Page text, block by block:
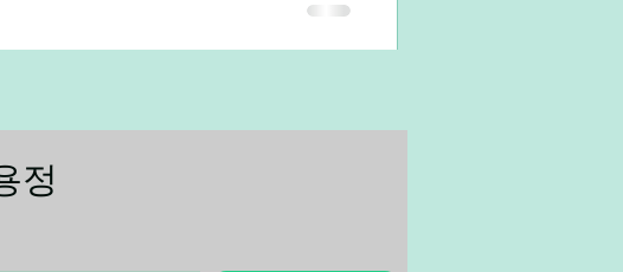
이트 구직 활동을 처음 시작할 때 가장 중
티드(Wanted) 로켓펀치 점프잇 기업 문
니다. ➤ 디자인·영상·마케팅·크리에이
정